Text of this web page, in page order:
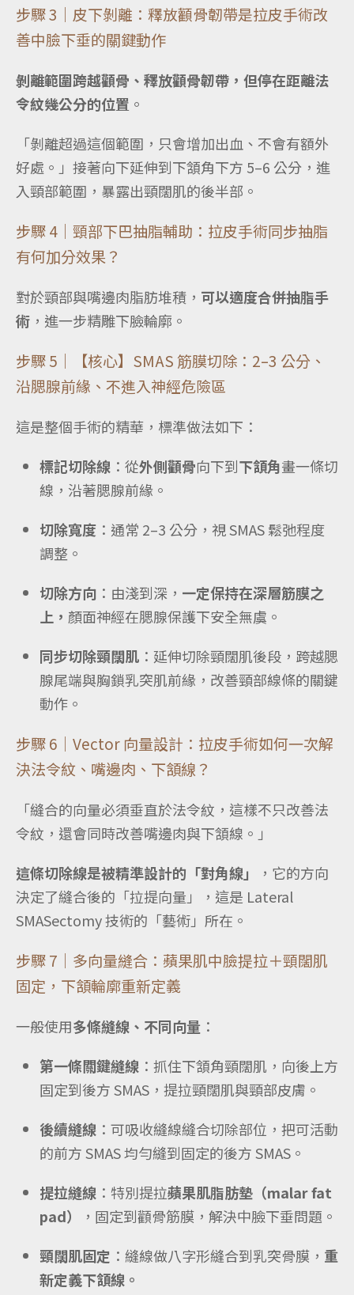
步驟 3｜皮下剝離：釋放顴骨韌帶是拉皮手術改
善中臉下垂的關鍵動作
剝離範圍跨越顴骨、釋放顴骨韌帶，但停在距離法
令紋幾公分的位置 。
「剝離超過這個範圍，只會增加出血、不會有額外
好處。」接著向下延伸到下頷角下方 5–6 公分，進
入頸部範圍，暴露出頸闊肌的後半部。
步驟 4｜頸部下巴抽脂輔助：拉皮手術同步抽脂
有何加分效果？
對於頸部與嘴邊肉脂肪堆積， 可以適度合併抽脂手
術 ，進一步精雕下臉輪廓。
步驟 5｜【核心】SMAS 筋膜切除：2–3 公分、
沿腮腺前緣、不進入神經危險區
這是整個手術的精華，標準做法如下：
標記切除線 ：從外側顴骨向下到下頷角畫一條切
線，沿著腮腺前緣。
切除寬度 ：通常 2–3 公分，視 SMAS 鬆弛程度
調整。
切除方向 ：由淺到深， 一定保持在深層筋膜之
上， 顏面神經在腮腺保護下安全無虞。
同步切除頸闊肌 ：延伸切除頸闊肌後段，跨越腮
腺尾端與胸鎖乳突肌前緣，改善頸部線條的關鍵
動作。
步驟 6｜Vector 向量設計：拉皮手術如何一次解
決法令紋、嘴邊肉、下頷線？
「縫合的向量必須垂直於法令紋，這樣不只改善法
令紋，還會同時改善嘴邊肉與下頷線。」
這條切除線是被精準設計的「對角線」
，它的方向
決定了縫合後的「拉提向量」，這是 Lateral
SMASectomy 技術的「藝術」所在。
步驟 7｜多向量縫合：蘋果肌中臉提拉＋頸闊肌
固定，下頷輪廓重新定義
一般使用多條縫線、不同向量 ：
第一條關鍵縫線 ：抓住下頷角頸闊肌，向後上方
固定到後方 SMAS，提拉頸闊肌與頸部皮膚。
後續縫線 ：可吸收縫線縫合切除部位，把可活動
的前方 SMAS 均勻縫到固定的後方 SMAS。
提拉縫線 ：特別提拉蘋果肌脂肪墊（malar fat
pad）
，固定到顴骨筋膜，解決中臉下垂問題。
頸闊肌固定 ：縫線做八字形縫合到乳突骨膜， 重
新定義下頷線。